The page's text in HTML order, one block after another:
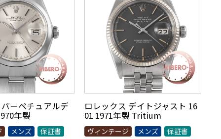
ーペチュアルデ
年製
メンズ 保証書
ロレックス デイトジャスト 16
01 1971年製 Tritium
ヴィンテージ メンズ
保証書